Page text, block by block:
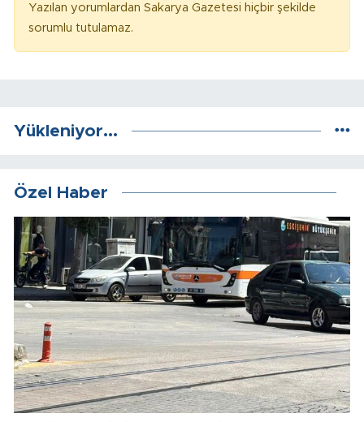
Yazılan yorumlardan Sakarya Gazetesi hiçbir şekilde
sorumlu tutulamaz.
Yükleniyor...
Özel Haber